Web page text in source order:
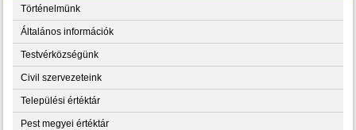
Történelmünk
Általános információk
Testvérközségünk
Civil szervezeteink
Települési értéktár
Pest megyei értéktár